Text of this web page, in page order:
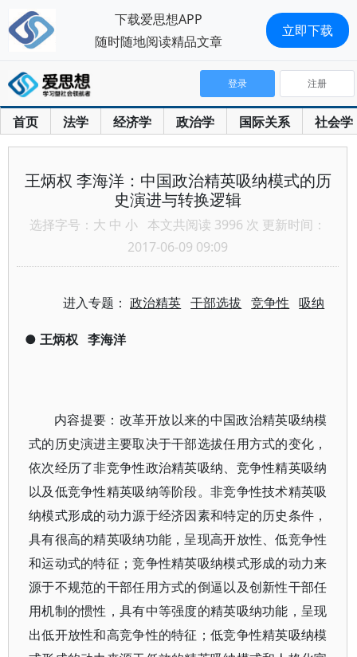
首页 法学 经济学 政治学 国际关系 社会学
登录 注册
王炳权 李海洋：中国政治精英吸纳模式的历
史演进与转换逻辑
选择字号： 大 中 小 本文共阅读 3996 次 更新时间：
2017-06-09 09:09
进入专题：政治精英 干部选拔 竞争性 吸纳
● 王炳权 李海洋
内容提要：改革开放以来的中国政治精英吸纳模
式的历史演进主要取决于干部选拔任用方式的变化，
依次经历了非竞争性政治精英吸纳、竞争性精英吸纳
以及低竞争性精英吸纳等阶段。非竞争性技术精英吸
纳模式形成的动力源于经济因素和特定的历史条件，
具有很高的精英吸纳功能，呈现高开放性、低竞争性
和运动式的特征；竞争性精英吸纳模式形成的动力来
源于不规范的干部任用方式的倒逼以及创新性干部任
用机制的惯性，具有中等强度的精英吸纳功能，呈现
出低开放性和高竞争性的特征；低竞争性精英吸纳模
下载爱思想APP
随时随地阅读精品文章
立即下载